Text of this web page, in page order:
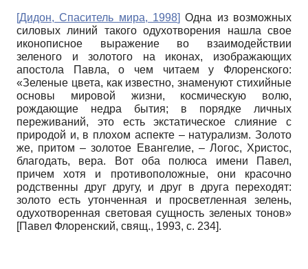
[Дидон, Спаситель мира, 1998] Одна из возможных
силовых линий такого одухотворения нашла свое
иконописное выражение во взаимодействии
зеленого и золотого на иконах, изображающих
апостола Павла, о чем читаем у Флоренского:
«Зеленые цвета, как известно, знаменуют стихийные
основы мировой жизни, космическую волю,
рождающие недра бытия; в порядке личных
переживаний, это есть экстатическое слияние с
природой и, в плохом аспекте – натурализм. Золото
же, притом – золотое Евангелие, – Логос, Христос,
благодать, вера. Вот оба полюса имени Павел,
причем хотя и противоположные, они красочно
родственны друг другу, и друг в друга переходят:
золото есть утонченная и просветленная зелень,
одухотворенная световая сущность зеленых тонов»
[Павел Флоренский, свящ., 1993, с. 234].